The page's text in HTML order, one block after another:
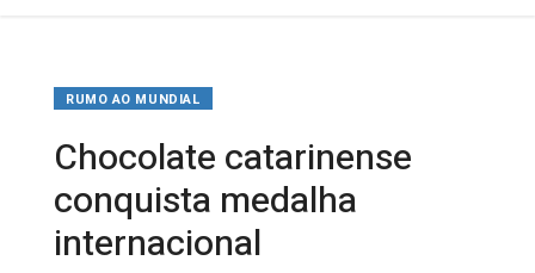
RUMO AO MUNDIAL
Chocolate catarinense
conquista medalha
internacional